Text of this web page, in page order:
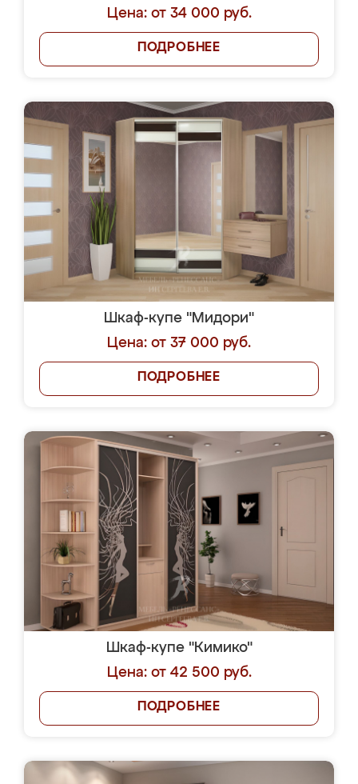
Цена: от 34 000 руб.
ПОДРОБНЕЕ
Шкаф-купе "Мидори"
Цена: от 37 000 руб.
ПОДРОБНЕЕ
Шкаф-купе "Кимико"
Цена: от 42 500 руб.
ПОДРОБНЕЕ